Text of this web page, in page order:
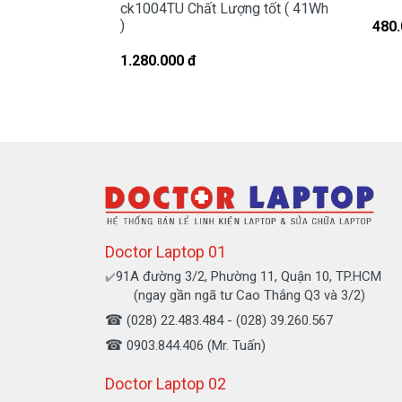
Chế độ bảo
* 1 đổi 1 trong vòng 6 tháng hoặc
* Các trường hợp không được bảo
- Pin bị rơi vỡ không còn nguyên
- Pin có dấu hiệu rách tem.
- Pin không có tem của Doctor
- Pin bị ngập nước.
- Pin bị cháy và Pin bị phù.
Cam kết
+ Chúng tôi luôn đặt chất lượng các
ck1004TU Chất Lượng tốt ( 41Wh
)
1.280.000 đ
Doctor Laptop 01
✔️91A đường 3/2, Phường 11, Quận 10, TP.HCM
(ngay gần ngã tư Cao Thắng Q3 và 3/2)
☎ (028) 22.483.484 - (028) 39.260.567
☎ 0903.844.406 (Mr. Tuấn)
Doctor Laptop 02